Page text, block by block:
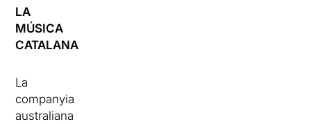
LA
MÚSICA
CATALANA
La
companyia
australiana